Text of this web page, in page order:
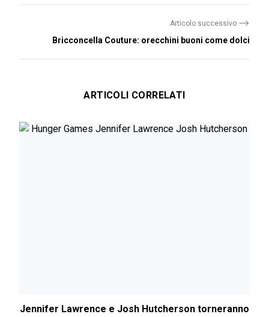
Articolo successivo ⟶
Bricconcella Couture: orecchini buoni come dolci
ARTICOLI CORRELATI
Jennifer Lawrence e Josh Hutcherson torneranno